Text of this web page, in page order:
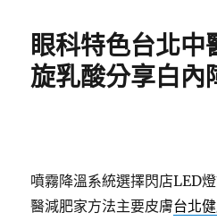
眼科特色台北中
旋乳酸分享白內
噴霧降溫系統選擇閃店LED
醫減肥家方法主要皮膚台北